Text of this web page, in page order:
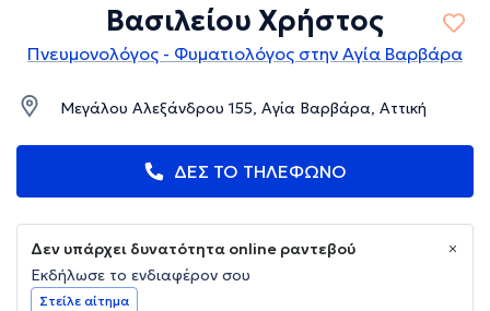
Βασιλείου Χρήστος
Πνευμονολόγος - Φυματιολόγος στην Αγία Βαρβάρα
Μεγάλου Αλεξάνδρου 155, Αγία Βαρβάρα, Αττική
ΔΕΣ ΤΟ ΤΗΛΕΦΩΝΟ
Δεν υπάρχει δυνατότητα online ραντεβού
Εκδήλωσε το ενδιαφέρον σου
Στείλε αίτημα